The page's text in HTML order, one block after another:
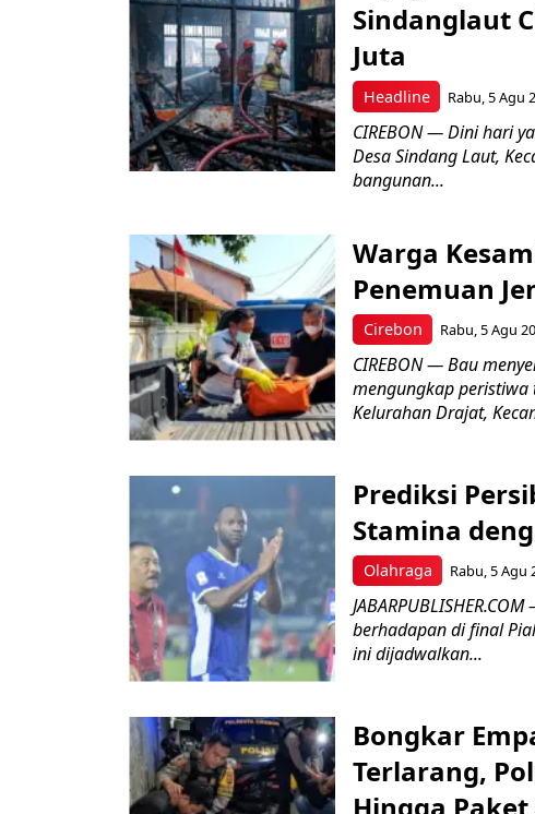
Headline
Sindanglaut
Juta
Rabu, 5 Agu
CIREBON — Dini hari
Desa Sindang Laut,
bangunan...
Cirebon
Warga
Penemuan
Rabu, 5 Agu
CIREBON — Bau
mengungkap
Kelurahan Drajat,
Olahraga
Prediksi
Stamina
Rabu, 5 Agu
berhadapan di final
ini dijadwalkan...
Bongkar
Terlarang,
Hingga Paket